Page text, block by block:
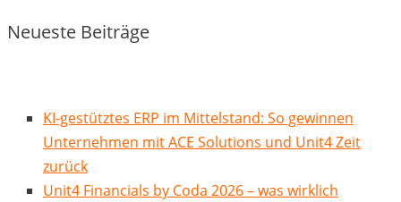
Neueste Beiträge
KI-gestütztes ERP im Mittelstand: So gewinnen
Unternehmen mit ACE Solutions und Unit4 Zeit
zurück
Unit4 Financials by Coda 2026 – was wirklich